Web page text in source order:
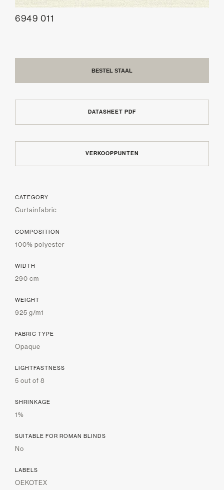
6949 011
BESTEL STAAL
DATASHEET PDF
VERKOOPPUNTEN
CATEGORY
Curtainfabric
COMPOSITION
100% polyester
WIDTH
290 cm
WEIGHT
925 g/m1
FABRIC TYPE
Opaque
LIGHTFASTNESS
5 out of 8
SHRINKAGE
1%
SUITABLE FOR ROMAN BLINDS
No
LABELS
OEKOTEX